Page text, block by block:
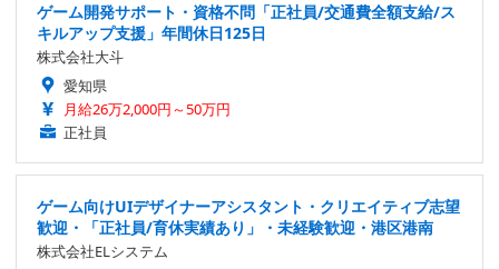
ゲーム開発サポート・資格不問「正社員/交通費全額支給/ス
キルアップ支援」年間休日125日
株式会社大斗
愛知県
月給26万2,000円～50万円
正社員
ゲーム向けUIデザイナーアシスタント・クリエイティブ志望
歓迎・「正社員/育休実績あり」・未経験歓迎・港区港南
株式会社ELシステム